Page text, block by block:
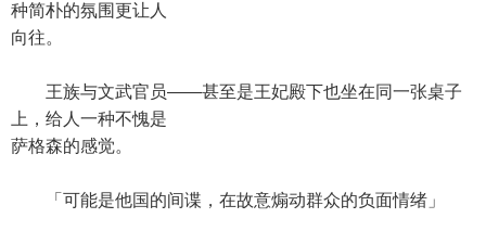
种简朴的氛围更让人
向往。
王族与文武官员——甚至是王妃殿下也坐在同一张桌子
上，给人一种不愧是
萨格森的感觉。
「可能是他国的间谍，在故意煽动群众的负面情绪」